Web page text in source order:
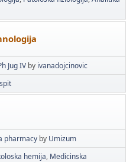
Jug IV by ivanadojcinovic
pharmacy by Umizum
hemija Medicinska